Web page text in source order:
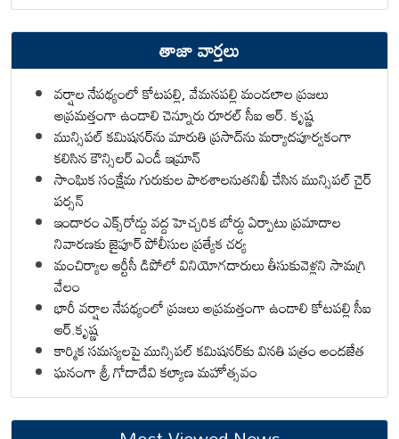
తాజా వార్తలు
వర్షాల నేపథ్యంలో కోటపల్లి, వేమనపల్లి మండలాల ప్రజలు
అప్రమత్తంగా ఉండాలి చెన్నూరు రూరల్ సీఐ ఆర్. కృష్ణ
మున్సిపల్ కమిషనర్‌ను మారుతి ప్రసాద్‌ను మర్యాదపూర్వకంగా
కలిసిన కౌన్సిలర్ ఎండీ ఇమ్రాన్ ​
సాంఘిక సంక్షేమ గురుకుల పాఠశాలనుతనిఖీ చేసిన మున్సిపల్ చైర్
పర్సన్
ఇందారం ఎక్స్‌రోడ్డు వద్ద హెచ్చరిక బోర్డు ఏర్పాటు ప్రమాదాల
నివారణకు జైపూర్ పోలీసుల ప్రత్యేక చర్య
మంచిర్యాల ఆర్టీసీ డిపోలో వినియోగదారులు తీసుకువెళ్లని సామగ్రి
వేలం
భారీ వర్షాల నేపథ్యంలో ప్రజలు అప్రమత్తంగా ఉండాలి కోటపల్లి సీఐ
ఆర్.కృష్ణ
కార్మిక సమస్యలపై మున్సిపల్ కమిషనర్‌కు వినతి పత్రం అందజేత
ఘనంగా శ్రీ గోదాదేవి కల్యాణ మహోత్సవం